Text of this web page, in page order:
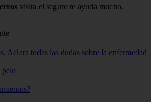
visita el seguro te ayuda mucho.
Aclara todas las dudas sobre la enfermedad